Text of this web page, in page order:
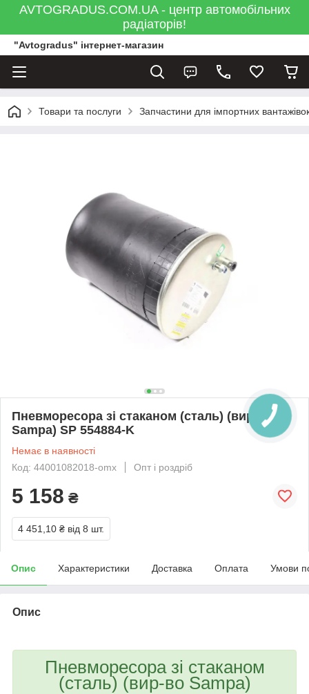
AVTOGRADUS.COM.UA - центр автомобільних
радіаторів!
"Avtogradus" інтернет-магазин
Товари та послуги Запчастини для імпортних
Пневморесора зі стаканом (сталь) (вир-во
Sampa) SP 554884-K
Немає в наявності
Код: 44001082018-omx
Опт і роздріб
5 158 ₴
4 451,10 ₴ від 8 шт.
Опис Характеристики Доставка Оплата Умови
Опис
Пневморесора зі стаканом
(сталь) (вир-во Sampa)